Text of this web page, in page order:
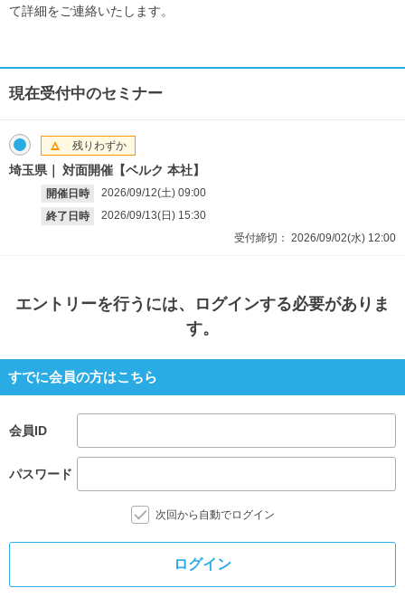
て詳細をご連絡いたします。
現在受付中のセミナー
埼玉県 対面開催【ベルク 本社】
開催日時 2026/09/12(土) 09:00
終了日時
2026/09/13(日) 15:30
残りわずか
受付締切： 2026/09/02(水) 12:00
エントリーを行うには、ログインする必要がありま
す。
すでに会員の方はこちら
会員ID
パスワード
次回から自動でログイン
ログイン